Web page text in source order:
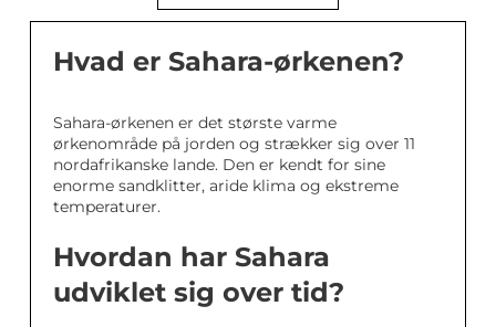
Hvad er Sahara-ørkenen?
Sahara-ørkenen er det største varme
ørkenområde på jorden og strækker sig over 11
nordafrikanske lande. Den er kendt for sine
enorme sandklitter, aride klima og ekstreme
temperaturer.
Hvordan har Sahara
udviklet sig over tid?